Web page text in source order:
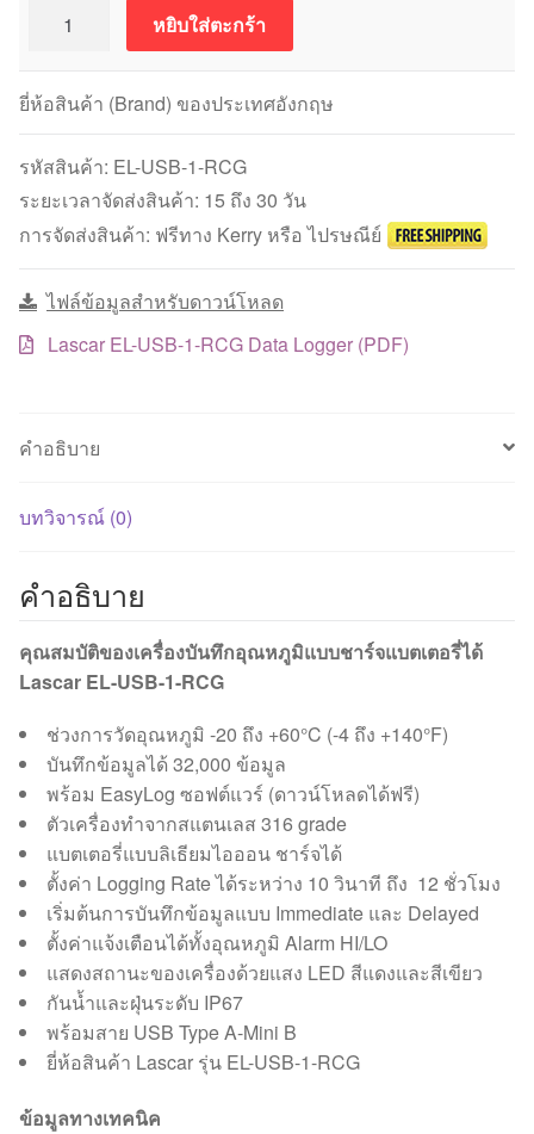
Logger
ชาร์จ
แบต
ได้
Lascar
USB-
RCG
ชิ้น
หยิบใส่ตะกร้า
ยี่ห้อสินค้า (Brand) ของประเทศอังกฤษ
รหัสสินค้า: EL-USB-1-RCG
ระยะเวลาจัดส่งสินค้า: 15 ถึง 30 วัน
การจัดส่งสินค้า: ฟรีทาง Kerry หรือ ไปรษณีย์
ไฟล์ข้อมูลสำหรับดาวน์โหลด
Lascar EL-USB-1-RCG Data Logger (PDF)
คำอธิบาย
บทวิจารณ์ (0)
คำอธิบาย
คุณสมบัติของเครื่องบันทึกอุณหภูมิแบบชาร์จแบตเตอรี่ได้
Lascar EL-USB-1-RCG
ช่วงการวัดอุณหภูมิ -20 ถึง +60°C (-4 ถึง +140°F)
บันทึกข้อมูลได้ 32,000 ข้อมูล
พร้อม EasyLog ซอฟต์แวร์ (ดาวน์โหลดได้ฟรี)
ตัวเครื่องทำจากสแตนเลส 316 grade
แบตเตอรี่แบบลิเธียมไอออน ชาร์จได้
ตั้งค่า Logging Rate ได้ระหว่าง 10 วินาที ถึง 12 ชั่วโมง
เริ่มต้นการบันทึกข้อมูลแบบ Immediate และ Delayed
ตั้งค่าแจ้งเตือนได้ทั้งอุณหภูมิ Alarm HI/LO
แสดงสถานะของเครื่องด้วยแสง LED สีแดงและสีเขียว
กันน้ำและฝุ่นระดับ IP67
พร้อมสาย USB Type A-Mini B
ยี่ห้อสินค้า Lascar รุ่น EL-USB-1-RCG
ข้อมูลทางเทคนิค